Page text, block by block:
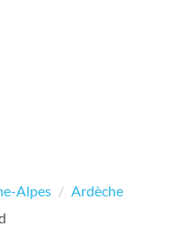
Alpes
Ardèche